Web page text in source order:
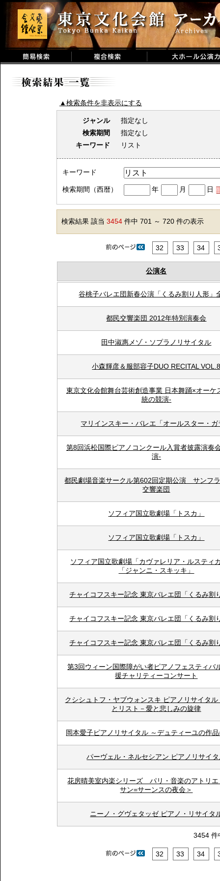
▲検索条件を非表示にする
ジャンル
指定なし
検索期間
指定なし
キーワード
リスト
キーワード
検索期間（西暦） 年 月 日
検索結果 該当3454 件中 701 ～ 720 件の表示
32 33 34
公演名
谷桃子バレエ団新春公演「くるみ割り人形」
都民交響楽団 2012年特別演奏会
田中淑惠メゾ・ソプラノリサイタル
小森輝彦＆服部容子DUO RECITAL
東京文化会館舞台芸術創造事業 日本舞踊×オーケ
統の競演-
マリインスキー・バレエ「オールスター・ガ
第8回浜松国際ピアノコンクール入賞者披露演奏
演-
都民劇場音楽サークル第602回定期公演 サンフ
交響楽団
ソフィア国立歌劇場「トスカ」
ソフィア国立歌劇場「トスカ」
ソフィア国立歌劇場「カヴァレリア・ルスティ
「ジャンニ・スキッキ」
チャイコフスキー記念 東京バレエ団「くるみ割
チャイコフスキー記念 東京バレエ団「くるみ割
チャイコフスキー記念 東京バレエ団「くるみ割
第3回ウィーン国際障がい者ピアノフェスティバ
援チャリティーコンサート
クシシュトフ・ヤブウォンスキ ピアノリサイタ
とリスト－愛と悲しみの旋律
岡本愛子ピアノリサイタル ～デュティーユの作
パーヴェル・ネルセシアン ピアノリサイ
花房晴美室内楽シリーズ パリ・音楽のアトリエ
サン=サーンスの夜会＞
ニーノ・グヴェタッゼ ピアノ・リサイタ
3454 件
32 33 34